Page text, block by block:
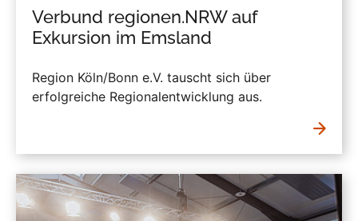
Verbund regionen.NRW auf
Exkursion im Emsland
Region Köln/Bonn e.V. tauscht sich über
erfolgreiche Regionalentwicklung aus.